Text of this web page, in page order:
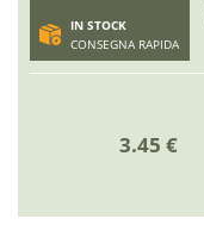
IN STOCK
CONSEGNA RAPIDA
3.45 €